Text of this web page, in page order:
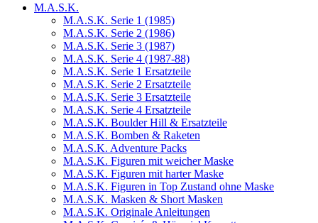
M.A.S.K.
M.A.S.K. Serie 1 (1985)
M.A.S.K. Serie 2 (1986)
M.A.S.K. Serie 3 (1987)
M.A.S.K. Serie 4 (1987-88)
M.A.S.K. Serie 1 Ersatzteile
M.A.S.K. Serie 2 Ersatzteile
M.A.S.K. Serie 3 Ersatzteile
M.A.S.K. Serie 4 Ersatzteile
M.A.S.K. Boulder Hill & Ersatzteile
M.A.S.K. Bomben & Raketen
M.A.S.K. Adventure Packs
M.A.S.K. Figuren mit weicher Maske
M.A.S.K. Figuren mit harter Maske
M.A.S.K. Figuren in Top Zustand ohne Maske
M.A.S.K. Masken & Short Masken
M.A.S.K. Originale Anleitungen